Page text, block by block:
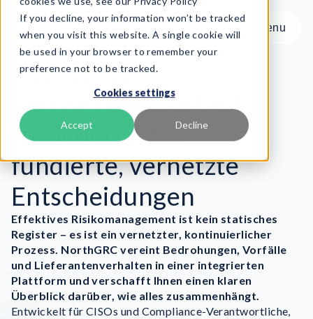
If you decline, your information won’t be tracked
when you visit this website. A single cookie will
be used in your browser to remember your
preference not to be tracked.
Cookies settings
Accept Decline
Menu
Menu
Produkt
Services
Ressourcen
Über uns
Book Demo
Risikomanagement
Verwandeln Sie Risiko-
Unsicherheit in
fundierte, vernetzte
Entscheidungen
Effektives Risikomanagement ist kein statisches
Register – es ist ein vernetzter, kontinuierlicher
Prozess. NorthGRC vereint Bedrohungen, Vorfälle
und Lieferantenverhalten in einer integrierten
Plattform und verschafft Ihnen einen klaren
Überblick darüber, wie alles zusammenhängt.
Entwickelt für CISOs und Compliance-Verantwortliche,